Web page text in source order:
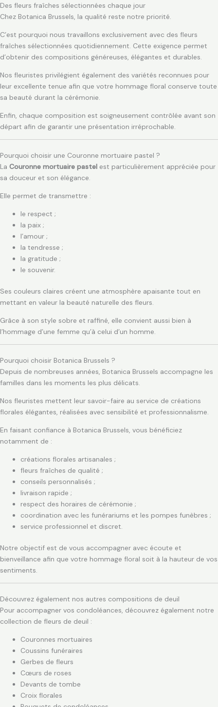
Des fleurs fraîches sélectionnées chaque jour
Chez Botanica Brussels, la qualité reste notre priorité.
C’est pourquoi nous travaillons exclusivement avec des fleurs
fraîches sélectionnées quotidiennement. Cette exigence permet
d’obtenir des compositions généreuses, élégantes et durables.
Nos fleuristes privilégient également des variétés reconnues pour
leur excellente tenue afin que votre hommage floral conserve toute
sa beauté durant la cérémonie.
Enfin, chaque composition est soigneusement contrôlée avant son
départ afin de garantir une présentation irréprochable.
Pourquoi choisir une Couronne mortuaire pastel ?
La Couronne mortuaire pastel est particulièrement appréciée pour
sa douceur et son élégance.
Elle permet de transmettre :
le respect ;
la paix ;
l’amour ;
la tendresse ;
la gratitude ;
le souvenir.
Ses couleurs claires créent une atmosphère apaisante tout en
mettant en valeur la beauté naturelle des fleurs.
Grâce à son style sobre et raffiné, elle convient aussi bien à
l’hommage d’une femme qu’à celui d’un homme.
Pourquoi choisir Botanica Brussels ?
Depuis de nombreuses années, Botanica Brussels accompagne les
familles dans les moments les plus délicats.
Nos fleuristes mettent leur savoir-faire au service de créations
florales élégantes, réalisées avec sensibilité et professionnalisme.
En faisant confiance à Botanica Brussels, vous bénéficiez
notamment de :
créations florales artisanales ;
fleurs fraîches de qualité ;
conseils personnalisés ;
livraison rapide ;
respect des horaires de cérémonie ;
coordination avec les funérariums et les pompes funèbres ;
service professionnel et discret.
Notre objectif est de vous accompagner avec écoute et
bienveillance afin que votre hommage floral soit à la hauteur de vos
sentiments.
Découvrez également nos autres compositions de deuil
Pour accompagner vos condoléances, découvrez également notre
collection de fleurs de deuil :
Couronnes mortuaires
Coussins funéraires
Gerbes de fleurs
Cœurs de roses
Devants de tombe
Croix florales